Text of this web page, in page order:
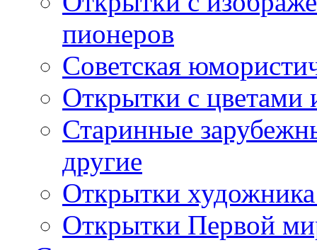
пионеров
Советская
Открытки с цветами
Старинные
другие
Открытки
Открытки Первой